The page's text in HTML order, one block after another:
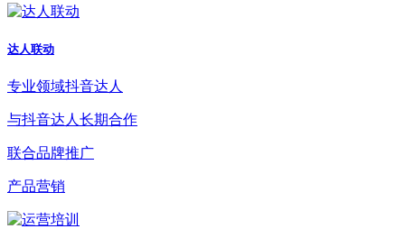
达人联动
专业领域抖音达人
与抖音达人长期合作
联合品牌推广
产品营销